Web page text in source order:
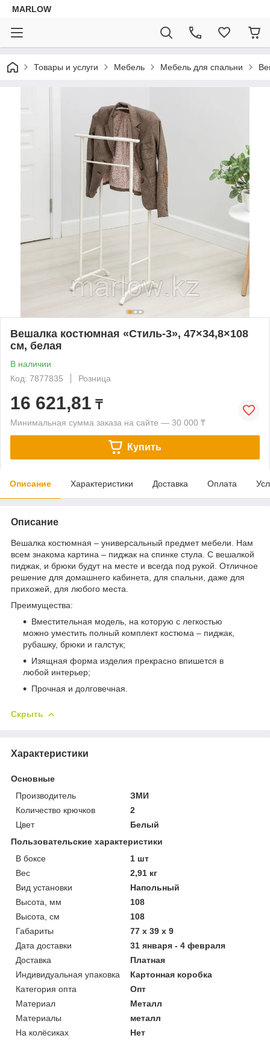
MARLOW
Товары и услуги Мебель Мебель для спальни
Вешалка костюмная «Стиль-3», 47×34,8×108
см, белая
В наличии
Код: 7877835
Розница
16 621,81 ₸
Минимальная сумма заказа на сайте — 30 000 ₸
Купить
Описание Характеристики Доставка Оплата
Описание
Вешалка костюмная – универсальный предмет мебели. Нам
всем знакома картина – пиджак на спинке стула. С вешалкой
пиджак, и брюки будут на месте и всегда под рукой. Отличное
решение для домашнего кабинета, для спальни, даже для
прихожей, для любого места.
Преимущества:
Вместительная модель, на которую с легкостью
можно уместить полный комплект костюма – пиджак,
рубашку, брюки и галстук;
Изящная форма изделия прекрасно впишется в
любой интерьер;
Прочная и долговечная.
Скрыть
Характеристики
Основные
Производитель
ЗМИ
Количество крючков
2
Цвет
Белый
Пользовательские характеристики
В боксе
1 шт
Вес
2,91 кг
Вид установки
Напольный
Высота, мм
108
Высота, см
108
Габариты
77 x 39 x 9
Дата доставки
31 января - 4 февраля
Доставка
Платная
Индивидуальная упаковка
Картонная коробка
Категория опта
Опт
Материал
Металл
Материалы
металл
На колёсиках
Нет